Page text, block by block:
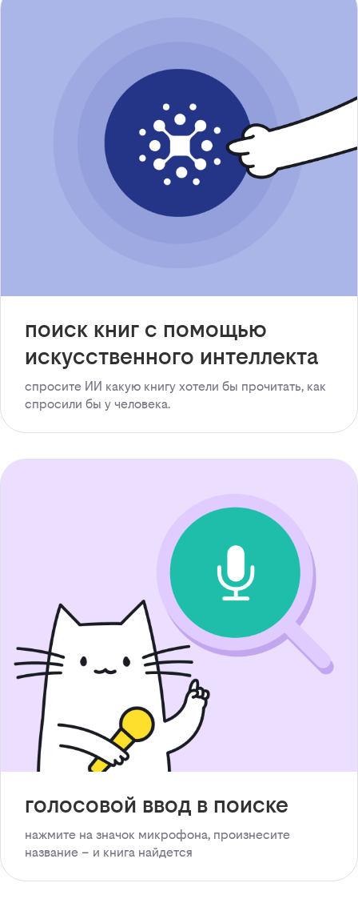
поиск книг с помощью
искусственного интеллекта
спросите ИИ какую книгу хотели бы прочитать, как
спросили бы у человека.
голосовой ввод в поиске
нажмите на значок микрофона, произнесите
название – и книга найдется